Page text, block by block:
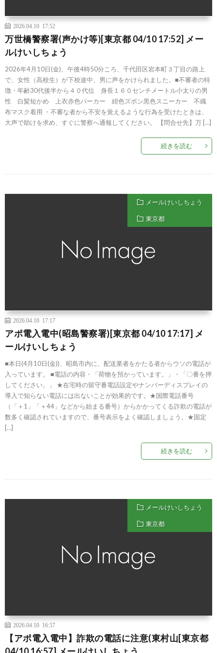
2026.04.10 17:52
万世橋警察署(声かけ等)[東京都 04/10 17:52] メー
ルけいしちょう
2026年4月10日(金)、午後4時50分ころ、千代田区岩本町３丁目の路上
で、女性（高校生）が下校途中、男に声をかけられました。■不審者の特
徴・年齢30代後半から４０代位 身長１６０センチメートル小太りの男
性 白髪短かめ 上衣赤色パーカー 紺色ズボン黒色スニーカー 不織
布マスク着用 ・不審な者から不安を覚えるような行為を受けたときは、
大声で助けを求め、すぐに警察へ通報してください。 【問合せ先】万 […]
続きを読む
メールけいしちょう
東京都
2026.04.10 17:17
アポ電入電中(昭島警察署)[東京都 04/10 17:17] メ
ールけいしちょう
■本日(4月10日(金))、昭島市内に、配送業者をかたる者からウソの電話が
入っています。 ■電話の内容・「荷物を預かっています。」・「〇番を押
してください。」 ★在宅時の留守番電話設定やナンバーディスプレイの
導入で知らない電話には出ないことが効果的です。★国際電話番号
（「＋1」「＋44」などから始まる番号）からかかってくる詐欺の電話が
数多く確認されていますので、番号表示をよく確認しましょう。★固定
[…]
続きを読む
メールけいしちょう
東京都
2026.04.10 16:57
【アポ電入電中】詐欺の電話に注意(東村山[東京都